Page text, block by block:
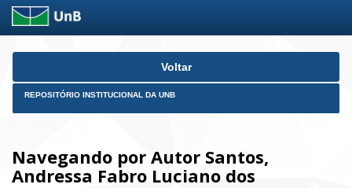
Skip
Voltar
REPOSITÓRIO INSTITUCIONAL DA UNB
Navegando por Autor Santos,
Andressa Fabro Luciano dos